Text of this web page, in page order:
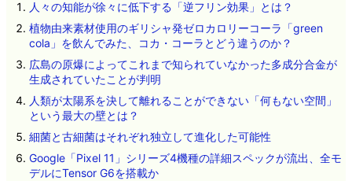
人々の知能が徐々に低下する「逆フリン効果」とは？
植物由来素材使用のギリシャ発ゼロカロリーコーラ「green
cola」を飲んでみた、コカ・コーラとどう違うのか？
広島の原爆によってこれまで知られていなかった多成分合金が
生成されていたことが判明
人類が太陽系を決して離れることができない「何もない空間」
という最大の壁とは？
細菌と古細菌はそれぞれ独立して進化した可能性
Google「Pixel 11」シリーズ4機種の詳細スペックが流出、全モ
デルにTensor G6を搭載か